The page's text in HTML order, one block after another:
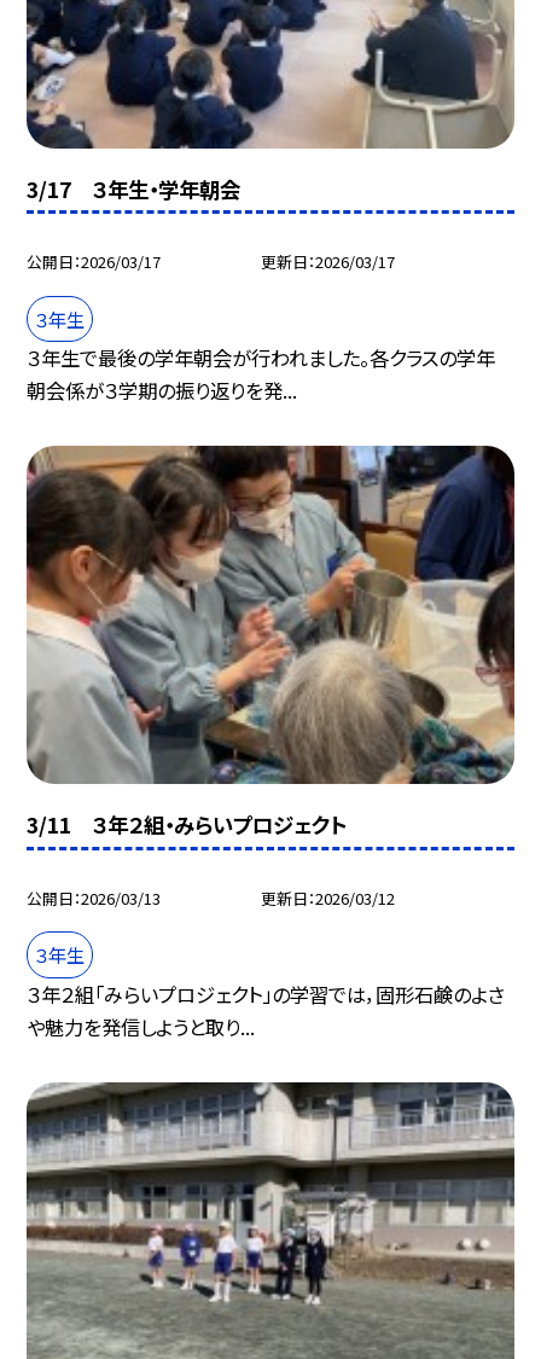
3/17 ３年生・学年朝会
公開日 2026/03/17 更新日 2026/03/17
３年生
３年生で最後の学年朝会が行われました。各クラスの学年
朝会係が３学期の振り返りを発...
3/11 ３年２組・みらいプロジェクト
公開日 2026/03/13 更新日 2026/03/12
３年生
３年２組「みらいプロジェクト」の学習では，固形石鹸のよさ
や魅力を発信しようと取り...